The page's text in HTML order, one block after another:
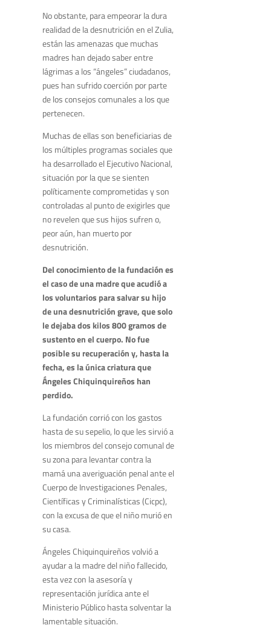
No obstante, para empeorar la dura
realidad de la desnutrición en el Zulia,
están las amenazas que muchas
madres han dejado saber entre
lágrimas a los “ángeles” ciudadanos,
pues han sufrido coerción por parte
de los consejos comunales a los que
pertenecen.
Muchas de ellas son beneficiarias de
los múltiples programas sociales que
ha desarrollado el Ejecutivo Nacional,
situación por la que se sienten
políticamente comprometidas y son
controladas al punto de exigirles que
no revelen que sus hijos sufren o,
peor aún, han muerto por
desnutrición.
Del conocimiento de la fundación es
el caso de una madre que acudió a
los voluntarios para salvar su hijo
de una desnutrición grave, que solo
le dejaba dos kilos 800 gramos de
sustento en el cuerpo. No fue
posible su recuperación y, hasta la
fecha, es la única criatura que
Ángeles Chiquinquireños han
perdido.
La fundación corrió con los gastos
hasta de su sepelio, lo que les sirvió a
los miembros del consejo comunal de
su zona para levantar contra la
mamá una averiguación penal ante el
Cuerpo de Investigaciones Penales,
Científicas y Criminalísticas (Cicpc),
con la excusa de que el niño murió en
su casa.
Ángeles Chiquinquireños volvió a
ayudar a la madre del niño fallecido,
esta vez con la asesoría y
representación jurídica ante el
Ministerio Público hasta solventar la
lamentable situación.